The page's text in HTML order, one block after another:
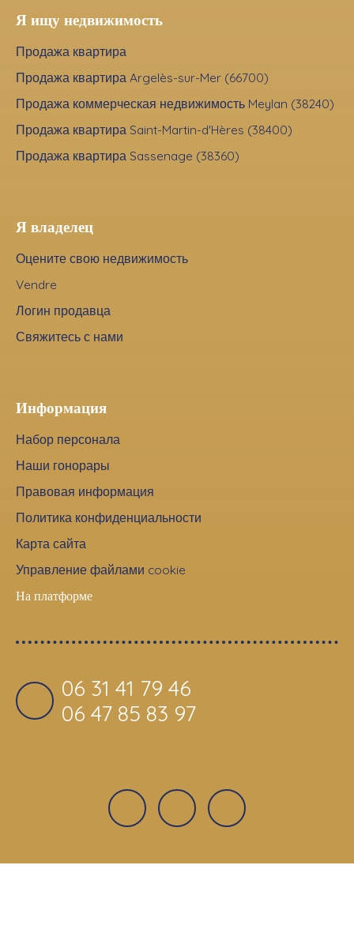
Я ищу недвижимость
Продажа квартира
Продажа квартира Argelès-sur-Mer (66700)
Продажа коммерческая недвижимость Meylan (38240)
Продажа квартира Saint-Martin-d'Hères (38400)
Продажа квартира Sassenage (38360)
Я владелец
Оцените свою недвижимость
Vendre
Логин продавца
Свяжитесь с нами
Информация
Набор персонала
Наши гонорары
Правовая информация
Политика конфиденциальности
Карта сайта
Управление файлами cookie
На платформе
06 31 41 79 46
06 47 85 83 97